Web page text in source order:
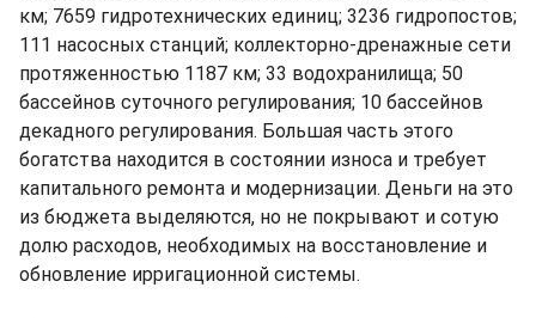
км; 7659 гидротехнических единиц; 3236 гидропостов;
111 насосных станций; коллекторно-дренажные сети
протяженностью 1187 км; 33 водохранилища; 50
бассейнов суточного регулирования; 10 бассейнов
декадного регулирования. Большая часть этого
богатства находится в состоянии износа и требует
капитального ремонта и модернизации. Деньги на это
из бюджета выделяются, но не покрывают и сотую
долю расходов, необходимых на восстановление и
обновление ирригационной системы.